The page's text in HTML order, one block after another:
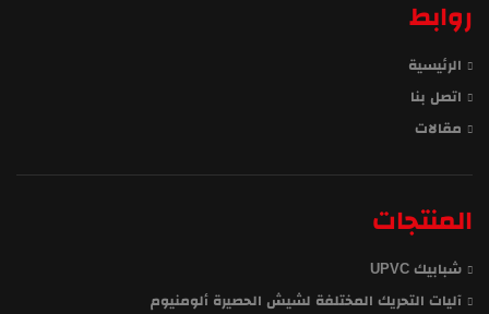
روابط
الرئيسية
اتصل بنا
مقالات
المنتجات
شبابيك UPVC
آليات التحريك المختلفة لشيش الحصيرة ألومنيوم